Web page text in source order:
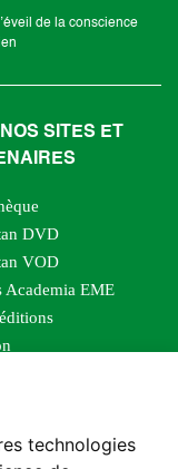
technologies
de la conscience
SITES ET
DVD
VOD
Academia EME